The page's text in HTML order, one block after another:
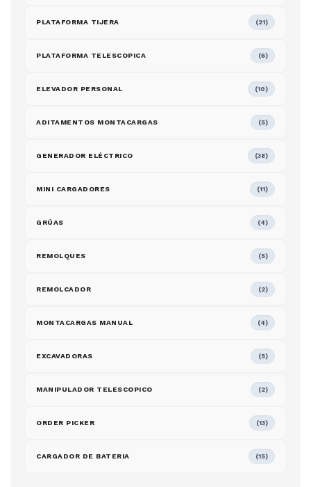
PLATAFORMA TIJERA (21)
PLATAFORMA TELESCOPICA (6)
ELEVADOR PERSONAL (10)
ADITAMENTOS MONTACARGAS (5)
GENERADOR ELÉCTRICO (38)
MINI CARGADORES (11)
GRÚAS (4)
REMOLQUES (5)
REMOLCADOR (2)
MONTACARGAS MANUAL (4)
EXCAVADORAS (5)
MANIPULADOR TELESCOPICO (2)
ORDER PICKER (13)
CARGADOR DE BATERIA (15)